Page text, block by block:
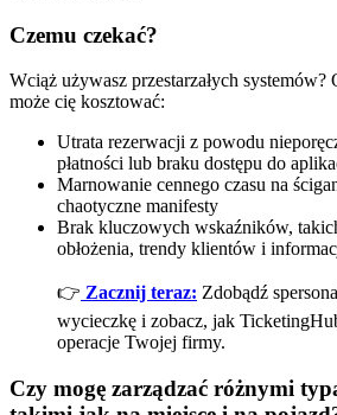
Czemu czekać?
Wciąż używasz przestarzałych systemów?
może cię kosztować:
Utrata rezerwacji z powodu
płatności lub braku dostępu do
Marnowanie cennego czasu na
chaotyczne manifesty
Brak kluczowych wskaźników,
obłożenia, trendy klientów i
👉 Zacznij teraz: Zdobądź
wycieczkę i zobacz, jak
operacje Twojej firmy.
Czy mogę zarządzać różnymi